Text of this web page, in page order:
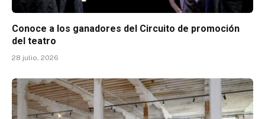
Conoce a los ganadores del Circuito de promoción
del teatro
28 julio, 2026